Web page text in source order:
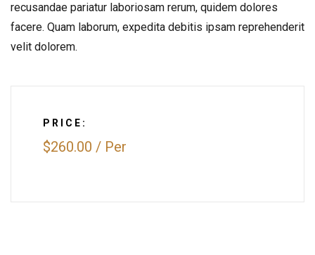
recusandae pariatur laboriosam rerum, quidem dolores
facere. Quam laborum, expedita debitis ipsam reprehenderit
velit dolorem.
PRICE:
$260.00 / Per